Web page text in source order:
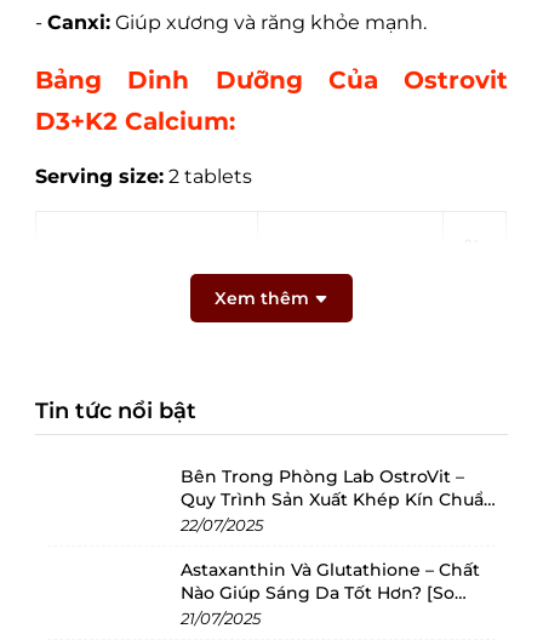
- Canxi: Giúp xương và răng khỏe mạnh.
Bảng Dinh Dưỡng Của Ostrovit
D3+K2 Calcium:
Serving size: 2 tablets
Active ingredients For a portion
carbonate
1875 mg
Vitamin K 100 µg
Xem thêm
Tin tức nổi bật
Bên Trong Phòng Lab OstroVit –
Quy Trình Sản Xuất Khép Kín Chuẩn
Châu Âu
22/07/2025
Astaxanthin Và Glutathione – Chất
Nào Giúp Sáng Da Tốt Hơn? [So
Sánh 2025]
21/07/2025